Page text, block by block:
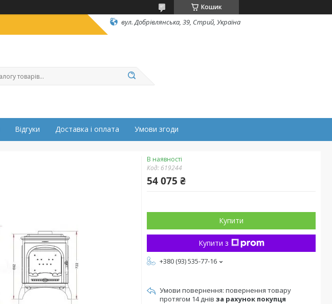
Кошик
вул. Добрівлянська, 39, Стрий, Україна
Відгуки Доставка і оплата Умови згоди
В наявності
Код: 619244
54 075 ₴
Купити
Купити з
+380 (93) 535-77-16
повернення товару
протягом 14 днів за рахунок покупця